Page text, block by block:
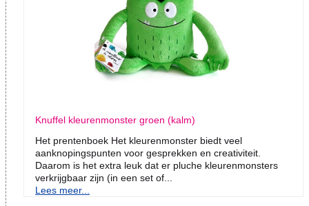
Knuffel kleurenmonster groen (kalm)
Het prentenboek Het kleurenmonster biedt veel
aanknopingspunten voor gesprekken en creativiteit.
Daarom is het extra leuk dat er pluche kleurenmonsters
verkrijgbaar zijn (in een set of...
Lees meer...